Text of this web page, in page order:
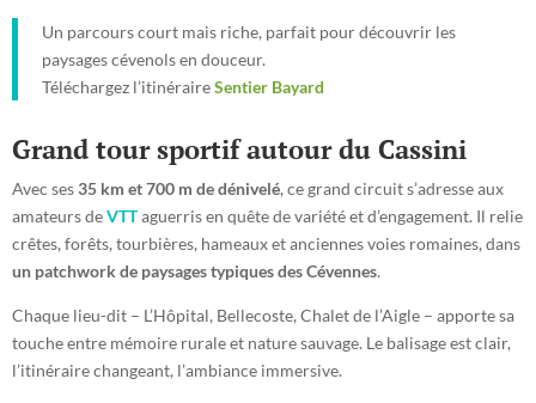
Un parcours court mais riche, parfait pour découvrir les
paysages cévenols en douceur.
Téléchargez l’itinéraireSentier Bayard
Grand tour sportif autour du Cassini
Avec ses35 km et 700 m de dénivelé, ce grand circuit s’adresse aux
amateurs deVTTaguerris en quête de variété et d’engagement. Il relie
crêtes, forêts, tourbières, hameaux et anciennes voies romaines, dans
un patchwork de paysages typiques des Cévennes.
Chaque lieu-dit – L’Hôpital, Bellecoste, Chalet de l’Aigle – apporte sa
touche entre mémoire rurale et nature sauvage. Le balisage est clair,
l’itinéraire changeant, l’ambiance immersive.